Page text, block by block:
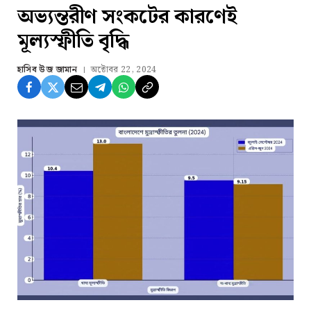
অভ্যন্তরীণ সংকটের কারণেই
মূল্যস্ফীতি বৃদ্ধি
হাসিব উজ জামান অক্টোবর 22, 2024